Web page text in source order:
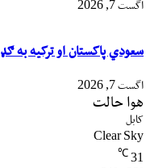
اگست 7, 2026
سعودي پاکستان او ترکیه به
اگست 7, 2026
هوا حالت
کابل
Clear Sky
31
℃